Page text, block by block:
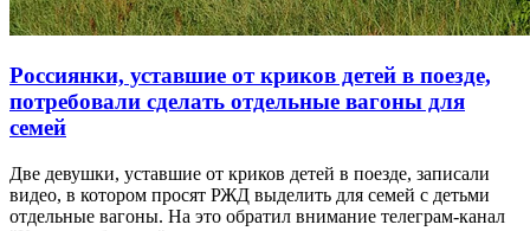
Россиянки, уставшие от криков детей в поезде,
потребовали сделать отдельные вагоны для
семей
Две девушки, уставшие от криков детей в поезде, записали
видео, в котором просят РЖД выделить для семей с детьми
отдельные вагоны. На это обратил внимание телеграм-канал